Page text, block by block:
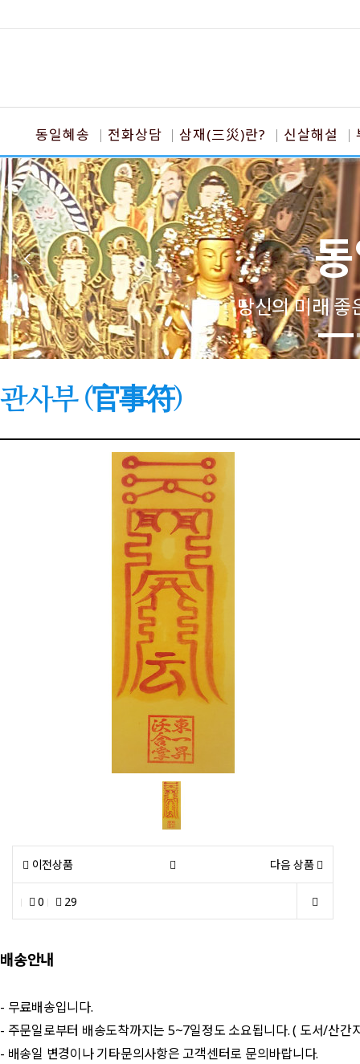
동일혜송 전화상담 삼재(三災)란? 신살해설
당신의 미래 좋
관사부 (官事符)
이전상품 다음 상품
0 29
배송안내
- 무료배송입니다.
- 주문일로부터 배송도착까지는 5~7일정도 소요됩니다. ( 도서/산간
- 배송일 변경이나 기타문의사항은 고객센터로 문의바랍니다.